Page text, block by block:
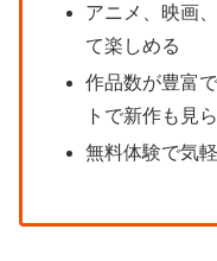
アニメ、映画
て楽しめる
作品数が豊富
トで新作も見
無料体験で気